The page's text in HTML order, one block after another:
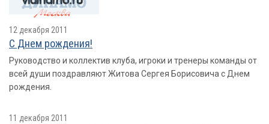
12 декабря 2011
С Днем рождения!
Руководство и коллектив клуба, игроки и тренеры команды от
всей души поздравляют Житова Сергея Борисовича с Днем
рождения.
11 декабря 2011